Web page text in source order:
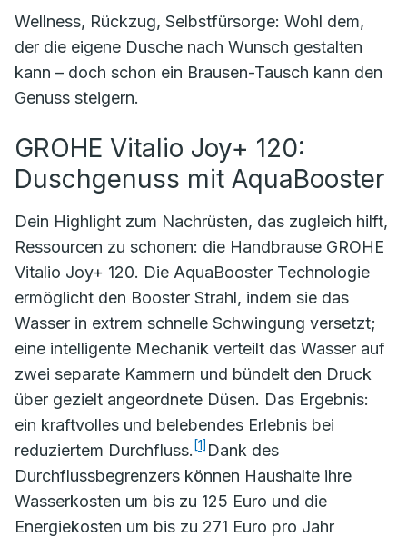
Wellness, Rückzug, Selbstfürsorge: Wohl dem,
der die eigene Dusche nach Wunsch gestalten
kann – doch schon ein Brausen-Tausch kann den
Genuss steigern.
GROHE Vitalio Joy+ 120:
Duschgenuss mit AquaBooster
Dein Highlight zum Nachrüsten, das zugleich hilft,
Ressourcen zu schonen: die Handbrause GROHE
Vitalio Joy+ 120. Die AquaBooster Technologie
ermöglicht den Booster Strahl, indem sie das
Wasser in extrem schnelle Schwingung versetzt;
eine intelligente Mechanik verteilt das Wasser auf
zwei separate Kammern und bündelt den Druck
über gezielt angeordnete Düsen. Das Ergebnis:
ein kraftvolles und belebendes Erlebnis bei
reduziertem Durchfluss. [1] Dank des
Durchflussbegrenzers können Haushalte ihre
Wasserkosten um bis zu 125 Euro und die
Energiekosten um bis zu 271 Euro pro Jahr